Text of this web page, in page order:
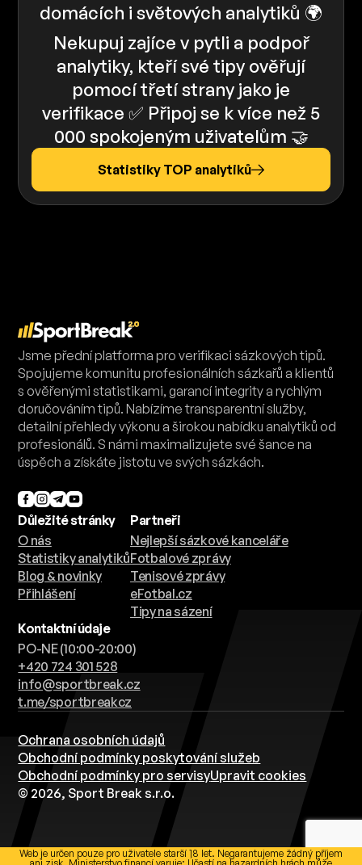
domácích i světových analytiků 🌍
Nekupuj zajíce v pytli a podpoř
analytiky, kteří své tipy ověřují
pomocí třetí strany jako je
verifikace ✅️️ Připoj se k více než 5
000 spokojeným uživatelům 🤝
Statistiky TOP analytiků
Jsme přední platforma pro verifikaci sázkových tipů.
Spojujeme komunitu profesionálních sázkařů a klientů
s ověřenými statistikami, garancí integrity a rychlým
doručováním tipů. Nabízíme transparentní služby,
detailní přehledy výkonu a širokou nabídku analytiků od
profesionálů. S námi maximalizujete své šance na
úspěch a získáte jistotu ve svých sázkách.
Důležité stránky
O nás
Statistiky analytiků
Blog & novinky
Přihlášení
Partneři
Nejlepší sázkové kanceláře
Fotbalové zprávy
Tenisové zprávy
eFotbal.cz
Tipy na sázení
Kontaktní údaje
PO-NE (10:00-20:00)
+420 724 301 528
info@sportbreak.cz
t.me/sportbreakcz
Ochrana osobních údajů
Obchodní podmínky poskytování služeb
Obchodní podmínky pro servisyUpravit cookies
© 2026, Sport Break s.r.o.
Web je určen pouze pro uživatele starší 18 let. Negarantujeme žádný příjem